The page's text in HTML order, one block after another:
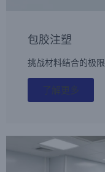
包胶注塑
挑战材料结合的极限
了解更多